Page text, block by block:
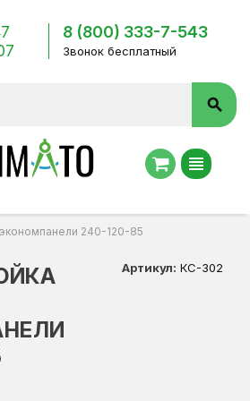
8 (800) 333-7-543
Звонок бесплатный
search
view_headline
240-120-85
Артикул: КС-302